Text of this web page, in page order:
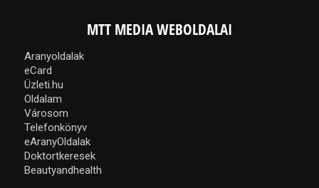
MTT MEDIA WEBOLDALAI
Aranyoldalak
eCard
Üzleti.hu
Oldalam
Városom
Telefonkönyv
eAranyOldalak
Doktortkeresek
Beautyandhealth